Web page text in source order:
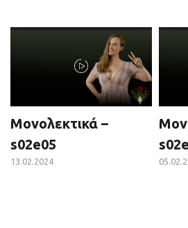
Μονολεκτικά –
s02e05
13.02.2024